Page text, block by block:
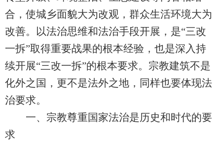
合，使城乡面貌大为改观，群众生活环境大为
改善。以法治思维和法治手段开展，是“三改
一拆”取得重要战果的根本经验，也是深入持
续开展“三改一拆”的根本要求。宗教建筑不是
化外之国，更不是法外之地，同样也要体现法
治要求。
一、宗教尊重国家法治是历史和时代的要
求